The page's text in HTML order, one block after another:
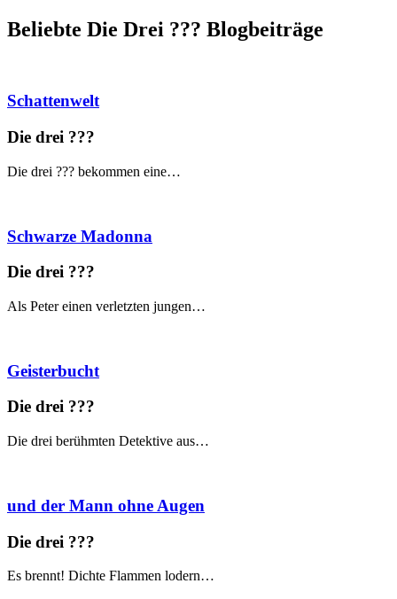
Beliebte Die Drei ??? Blogbeiträge
Schattenwelt
Die drei ???
Die drei ??? bekommen eine…
Schwarze Madonna
Die drei ???
Als Peter einen verletzten jungen…
Geisterbucht
Die drei ???
Die drei berühmten Detektive aus…
und der Mann ohne Augen
Die drei ???
Es brennt! Dichte Flammen lodern…